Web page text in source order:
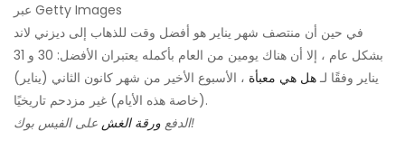
عبر Getty Images
في حين أن منتصف شهر يناير هو أفضل وقت للذهاب إلى ديزني لاند
بشكل عام ، إلا أن هناك يومين من العام بأكمله يعتبران الأفضل: 30 و 31
يناير وفقًا لـ هل هي معبأة ، الأسبوع الأخير من شهر كانون الثاني (يناير)
(خاصة هذه الأيام) غير مزدحم تاريخيًا.
الدفع ورقة الغش على الفيس بوك!